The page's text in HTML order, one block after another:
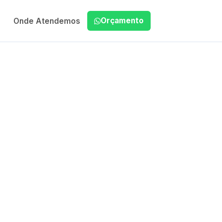
Onde Atendemos Orçamento